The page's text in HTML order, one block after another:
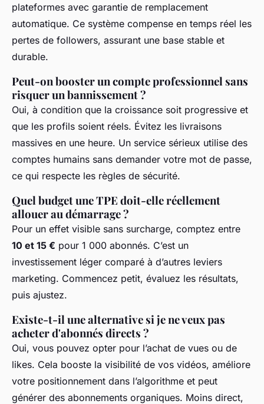
plateformes avec garantie de remplacement
automatique. Ce système compense en temps réel les
pertes de followers, assurant une base stable et
durable.
Peut-on booster un compte professionnel sans
risquer un bannissement ?
Oui, à condition que la croissance soit progressive et
que les profils soient réels. Évitez les livraisons
massives en une heure. Un service sérieux utilise des
comptes humains sans demander votre mot de passe,
ce qui respecte les règles de sécurité.
Quel budget une TPE doit-elle réellement
allouer au démarrage ?
Pour un effet visible sans surcharge, comptez entre
10 et 15 € pour 1 000 abonnés. C’est un
investissement léger comparé à d’autres leviers
marketing. Commencez petit, évaluez les résultats,
puis ajustez.
Existe-t-il une alternative si je ne veux pas
acheter d'abonnés directs ?
Oui, vous pouvez opter pour l’achat de vues ou de
likes. Cela booste la visibilité de vos vidéos, améliore
votre positionnement dans l’algorithme et peut
générer des abonnements organiques. Moins direct,